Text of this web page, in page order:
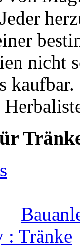
nicht
: Tränke